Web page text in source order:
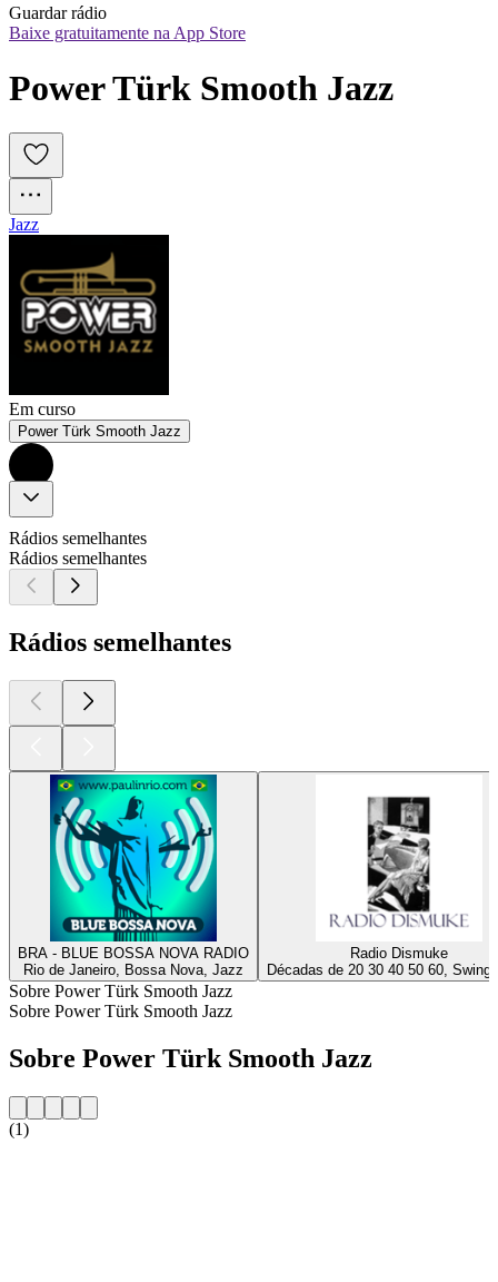
Guardar rádio
Baixe gratuitamente na App Store
Power Türk Smooth Jazz
Jazz
Em curso
Power Türk Smooth Jazz
Rádios semelhantes
Rádios semelhantes
Rádios semelhantes
BRA - BLUE BOSSA NOVA RADIO
Rio de Janeiro, Bossa Nova, Jazz
Radio Dismuke
Décadas de 20 30 40 50 60,
Sobre Power Türk Smooth Jazz
Sobre Power Türk Smooth Jazz
Sobre Power Türk Smooth Jazz
(1)